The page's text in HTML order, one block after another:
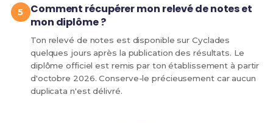
Comment récupérer mon relevé de notes et
mon diplôme ?
Ton relevé de notes est disponible sur Cyclades
quelques jours après la publication des résultats. Le
diplôme officiel est remis par ton établissement à partir
d'octobre 2026. Conserve-le précieusement car aucun
duplicata n'est délivré.